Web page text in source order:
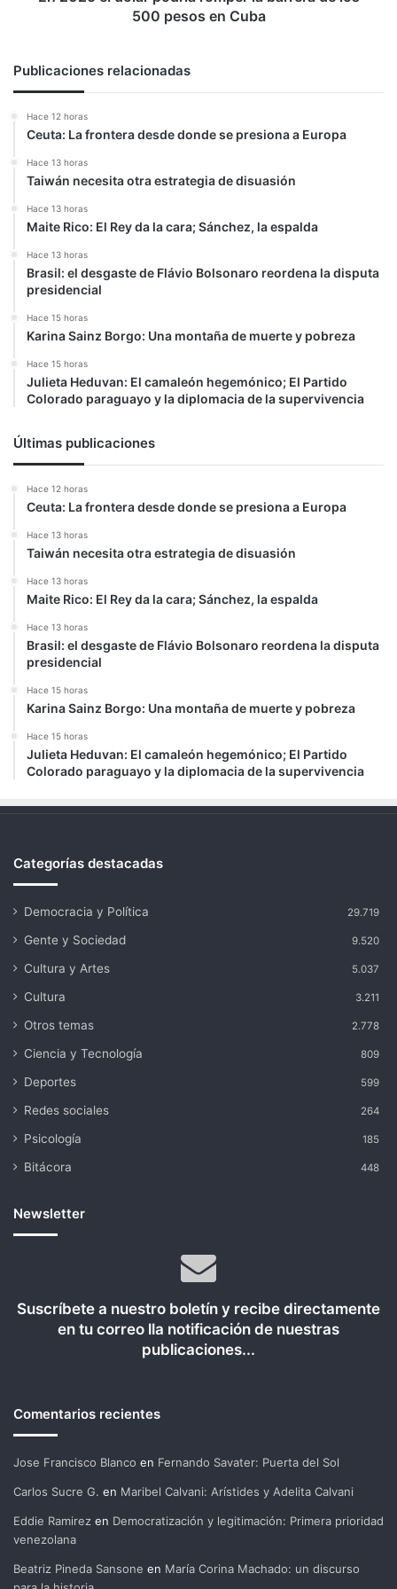
Cuba
500 pesos en Cuba
Publicaciones relacionadas
Hace 12 horas
Ceuta: La frontera desde donde se presiona a Europa
Hace 13 horas
Taiwán necesita otra estrategia de disuasión
Hace 13 horas
Maite Rico: El Rey da la cara; Sánchez, la espalda
Hace 13 horas
Brasil: el desgaste de Flávio Bolsonaro reordena la disputa
presidencial
Hace 15 horas
Karina Sainz Borgo: Una montaña de muerte y pobreza
Hace 15 horas
Julieta Heduvan: El camaleón hegemónico; El Partido
Colorado paraguayo y la diplomacia de la supervivencia
Últimas publicaciones
Hace 12 horas
Ceuta: La frontera desde donde se presiona a Europa
Hace 13 horas
Taiwán necesita otra estrategia de disuasión
Hace 13 horas
Maite Rico: El Rey da la cara; Sánchez, la espalda
Hace 13 horas
Brasil: el desgaste de Flávio Bolsonaro reordena la disputa
presidencial
Hace 15 horas
Karina Sainz Borgo: Una montaña de muerte y pobreza
Hace 15 horas
Julieta Heduvan: El camaleón hegemónico; El Partido
Colorado paraguayo y la diplomacia de la supervivencia
Categorías destacadas
Democracia y Política 29.719
Gente y Sociedad 9.520
Cultura y Artes 5.037
Cultura 3.211
Otros temas 2.778
Ciencia y Tecnología 809
Deportes 599
Redes sociales 264
Psicología 185
Bitácora 448
Newsletter
Suscríbete a nuestro boletín y recibe directamente
en tu correo lla notificación de nuestras
publicaciones...
Comentarios recientes
Jose Francisco Blanco en Fernando Savater: Puerta del Sol
Carlos Sucre G. en Maribel Calvani: Arístides y Adelita Calvani
Eddie Ramirez en Democratización y legitimación: Primera prioridad
venezolana
Beatriz Pineda Sansone en María Corina Machado: un discurso